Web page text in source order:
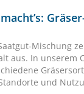
Mischung
aus. In unserem
und